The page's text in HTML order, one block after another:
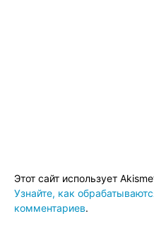
Этот сайт использует
Узнайте, как
комментариев.